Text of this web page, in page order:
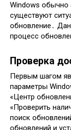
Windows обычно
существуют
обновление․
процесс
Проверка
Первым шагом
параметры
«Центр
«Проверить
поиск
обновлений и